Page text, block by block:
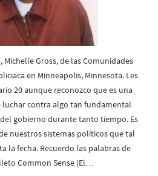
Michelle Gross, de las Comunidades
en Minneapolis, Minnesota. Les
20 aunque reconozco que es una
contra algo tan fundamental
gobierno durante tanto tiempo. Es
nuestros sistemas políticos que tal
la fecha. Recuerdo las palabras de
Common Sense (El…